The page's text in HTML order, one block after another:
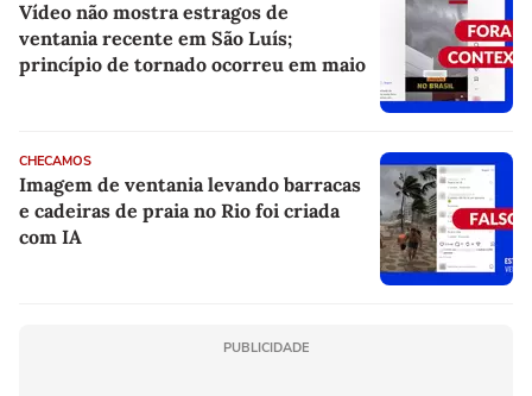
Vídeo não mostra estragos de
ventania recente em São Luís;
princípio de tornado ocorreu em maio
CHECAMOS
Imagem de ventania levando barracas
e cadeiras de praia no Rio foi criada
com IA
PUBLICIDADE